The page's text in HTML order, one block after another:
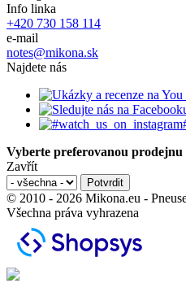
Info linka
+420 730 158 114
e-mail
notes@mikona.sk
Najdete nás
Vyberte preferovanou prodejnu
Zavřít
© 2010 - 2026 Mikona.eu -
Všechna práva vyhrazena